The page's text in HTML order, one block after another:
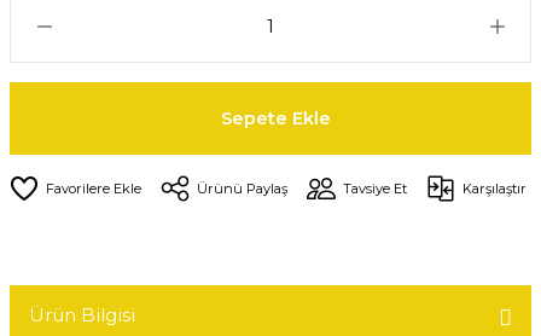
Sepete Ekle
Ürünü Paylaş Tavsiye Et Karşılaştır
Ürün Bilgisi